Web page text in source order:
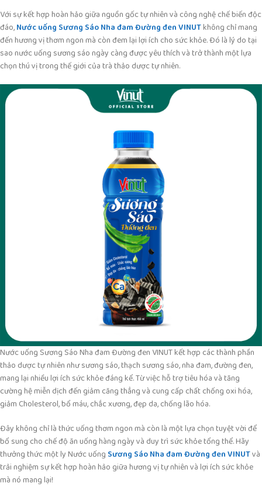
Với sự kết hợp hoàn hảo giữa nguồn gốc tự nhiên và công nghệ chế biến độc
đáo,Nước uống Sương Sáo Nha đam Đường đen VINUTkhông chỉ mang
đến hương vị thơm ngon mà còn đem lại lợi ích cho sức khỏe. Đó là lý do tại
sao nước uống sương sáo ngày càng được yêu thích và trở thành một lựa
chọn thú vị trong thế giới của trà thảo dược tự nhiên.
Nước uống Sương Sáo Nha đam Đường đen VINUT kết hợp các thành phần
thảo dược tự nhiên như sương sáo, thạch sương sáo, nha đam, đường đen,
mang lại nhiều lợi ích sức khỏe đáng kể. Từ việc hỗ trợ tiêu hóa và tăng
cường hệ miễn dịch đến giảm căng thẳng và cung cấp chất chống oxi hóa,
giảm Cholesterol, bổ máu, chắc xương, đẹp da, chống lão hóa.
Đây không chỉ là thức uống thơm ngon mà còn là một lựa chọn tuyệt vời để
bổ sung cho chế độ ăn uống hàng ngày và duy trì sức khỏe tổng thể. Hãy
thưởng thức một ly Nước uống Sương Sáo Nha đam Đường đen VINUTvà
trải nghiệm sự kết hợp hoàn hảo giữa hương vị tự nhiên và lợi ích sức khỏe
mà nó mang lại!